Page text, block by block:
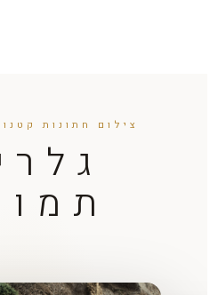
צילום חתונות